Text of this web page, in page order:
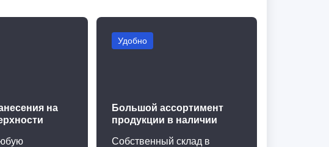
на
Удобно
Большой ассортимент
продукции в наличии
Собственный склад в